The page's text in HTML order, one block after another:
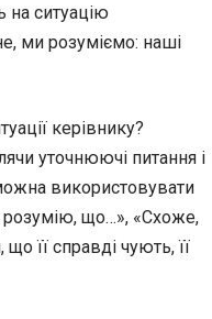
на ситуацію
ми розуміємо: наші
керівнику?
уточнюючі питання і
використовувати
що…», «Схоже,
її справді чують, її